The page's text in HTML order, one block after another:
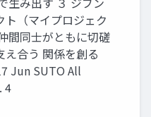
ト（マイプロジェク
間同士がともに切磋
合う 関係を創る
Jun SUTO All
4